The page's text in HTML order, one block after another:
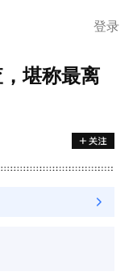
登录
堪称最离